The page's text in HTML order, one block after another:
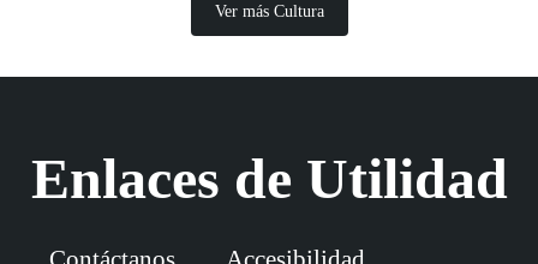
Ver más Cultura
Enlaces de Utilidad